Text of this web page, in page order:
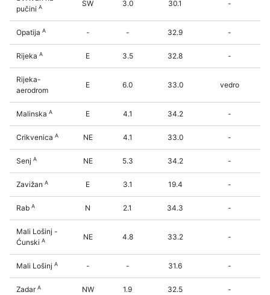
pučini A SW 3.0 30.1 -
Opatija A - - 32.9 -
Rijeka A E 3.5 32.8 -
Rijeka-
aerodrom
E 6.0 33.0 vedro
Malinska A E 4.1 34.2 -
Crikvenica A NE 4.1 33.0 -
Senj A NE 5.3 34.2 -
Zavižan A E 3.1 19.4 -
Rab A N 2.1 34.3 -
Mali Lošinj -
Ćunski A NE 4.8 33.2 -
Mali Lošinj A - - 31.6 -
ZadarA NW 1.9 32.5 -